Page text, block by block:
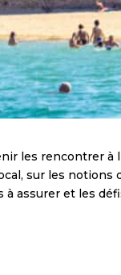
les rencontrer à
sur les
assurer et les